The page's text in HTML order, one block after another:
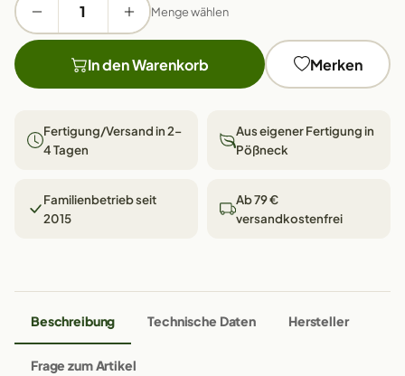
Menge wählen
In den Warenkorb Merken
Fertigung/Versand in 2–
4 Tagen
Aus eigener Fertigung in
Pößneck
Familienbetrieb seit
2015
Ab 79 €
versandkostenfrei
Beschreibung Technische Daten Hersteller
Frage zum Artikel